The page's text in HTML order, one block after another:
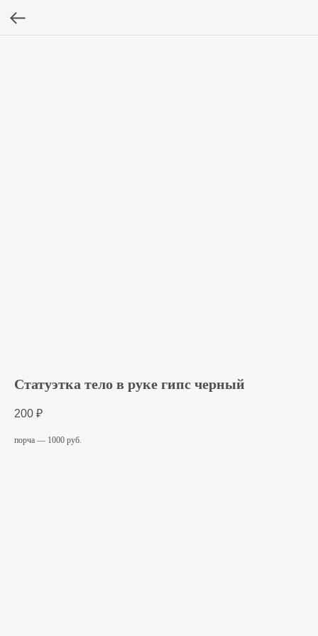
Статуэтка тело в руке гипс черный
200 ₽
порча — 1000 руб.